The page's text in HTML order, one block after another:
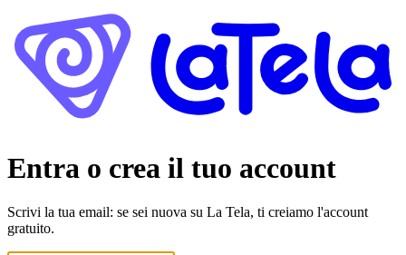
Entra o crea il tuo account
Scrivi la tua email: se sei nuova su La Tela, ti creiamo l'account
gratuito.